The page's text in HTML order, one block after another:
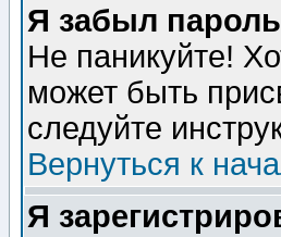
Я забыл
Не паникуйте!
может быть
следуйте
Вернуться к
Я